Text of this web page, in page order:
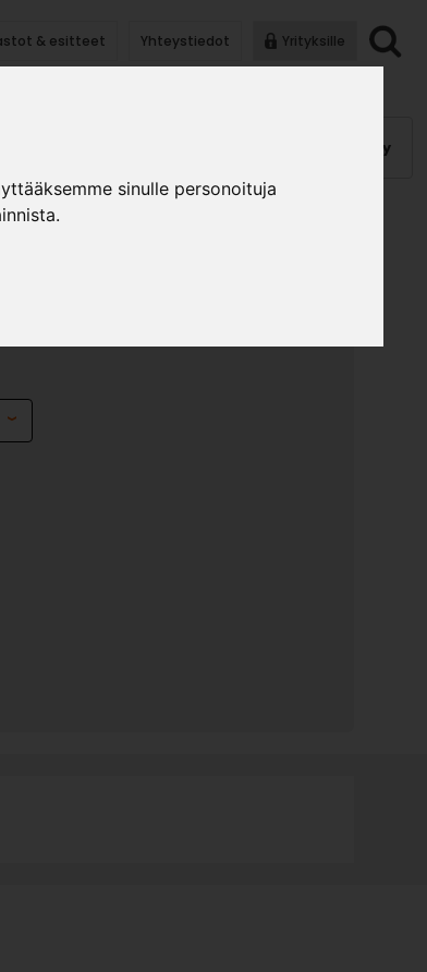
sinulle personoituja
& esitteet Yhteystiedot Yrityksille
Pintakäsittely